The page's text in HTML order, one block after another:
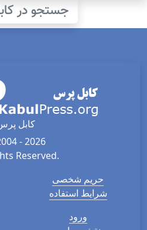
جستجو در
کابل
- 2026
Reserved.
حریم شخصی
شرایط استفاده
ورود